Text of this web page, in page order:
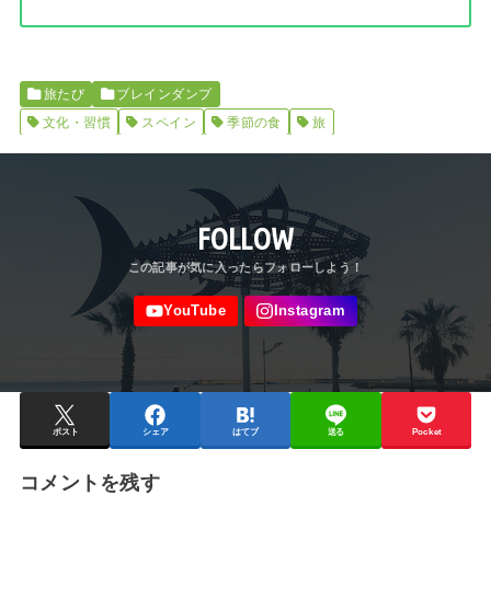
旅たび
ブレインダンプ
文化・習慣
スペイン 季節の食 旅
FOLLOW
ポスト シェア はてブ 送る Pocket
コメントを残す